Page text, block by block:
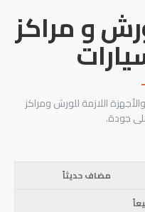
و مراكز
اللازمة للورش ومراكز
جودة.
مضاف حديثاً